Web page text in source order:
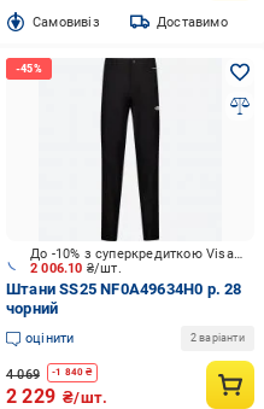
Cамовивіз Доставимо
2 006.10 ₴/шт.
До -10% з суперкредиткою Visa Вигода
Штани SS25 NF0A49634H0 р. 28
чорний
оцінити 2 варіанти
4 069 -1 840 ₴
2 229 ₴/шт.